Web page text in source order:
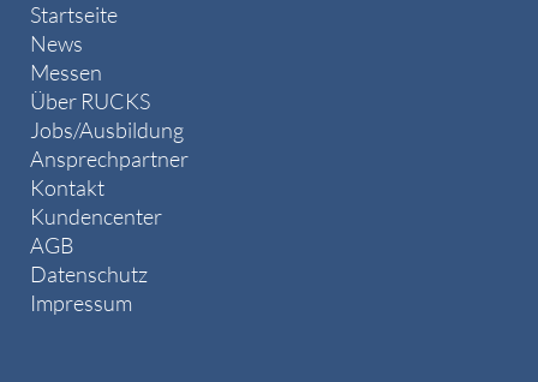
Startseite
News
Messen
Über RUCKS
Jobs/Ausbildung
Ansprechpartner
Kontakt
Kundencenter
AGB
Datenschutz
Impressum